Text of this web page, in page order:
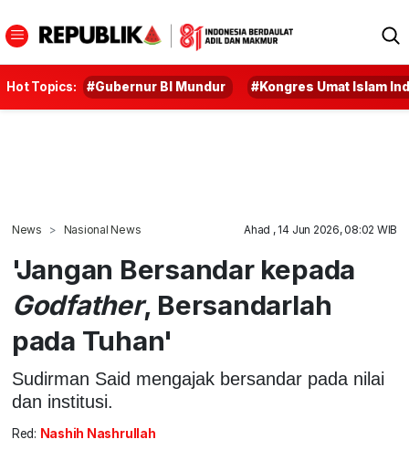
Hot Topics: #Gubernur BI Mundur #Kongres Umat Islam
News Nasional News Ahad , 14 Jun 2026, 08:02 WIB
'Jangan Bersandar kepada
Godfather, Bersandarlah
pada Tuhan'
Sudirman Said mengajak bersandar pada nilai
dan institusi.
Red: Nashih Nashrullah